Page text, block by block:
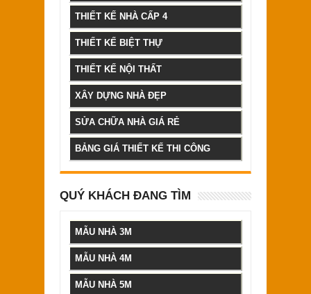
THIẾT KẾ NHÀ CẤP 4
THIẾT KẾ BIỆT THỰ
THIẾT KẾ NỘI THẤT
XÂY DỰNG NHÀ ĐẸP
SỬA CHỮA NHÀ GIÁ RẺ
BẢNG GIÁ THIẾT KẾ THI CÔNG
QUÝ KHÁCH ĐANG TÌM
MẪU NHÀ 3M
MẪU NHÀ 4M
MẪU NHÀ 5M